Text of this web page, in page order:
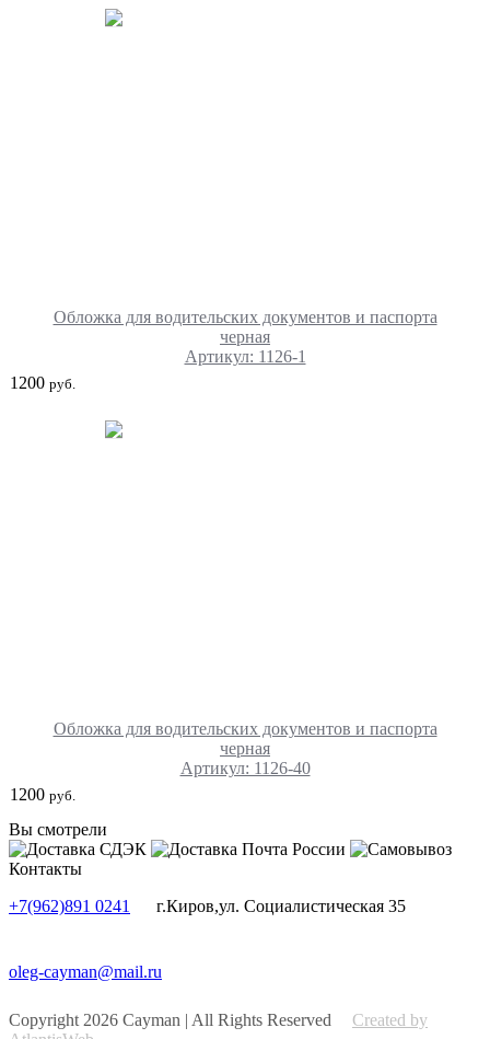
Обложка для водительских документов и паспорта
черная
Артикул: 1126-1
1200 руб.
Обложка для водительских документов и паспорта
черная
Артикул: 1126-40
1200 руб.
Вы смотрели
Контакты
+7(962)891 0241
г.Киров,ул. Социалистическая 35
oleg-cayman@mail.ru
Copyright 2026 Cayman | All Rights Reserved
Created by